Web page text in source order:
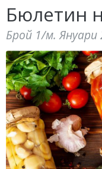
Бюлетин
Брой 1/м. Януари